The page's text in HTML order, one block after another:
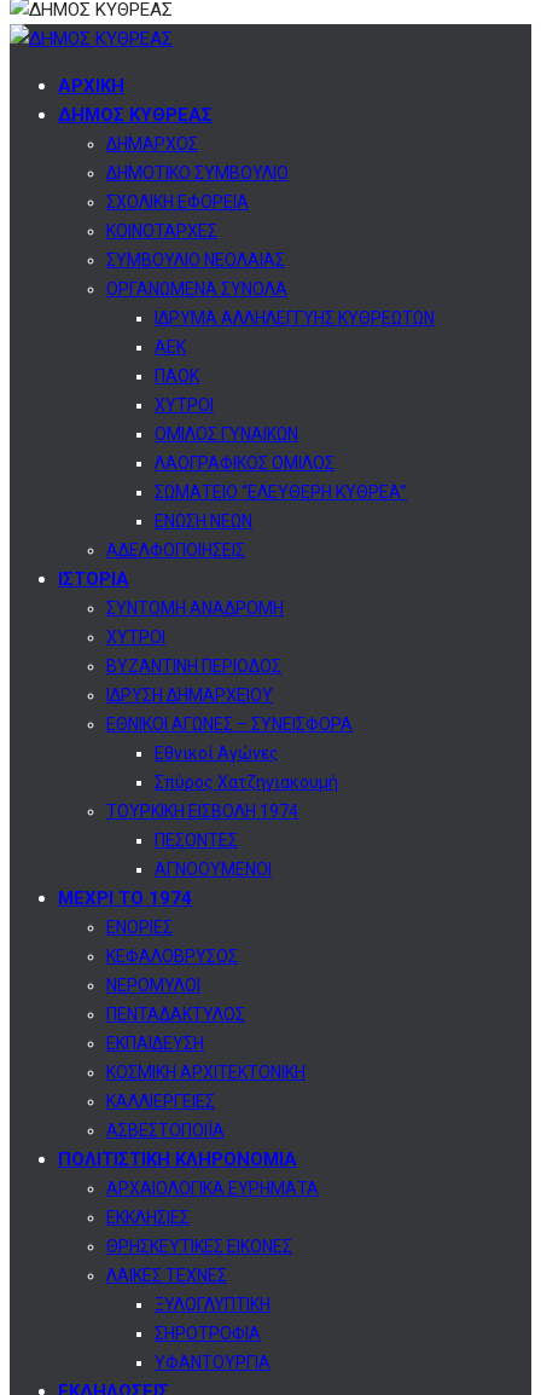
ΑΡΧΙΚΗ
ΔΗΜΟΣ ΚΥΘΡΕΑΣ
ΔΗΜΑΡΧΟΣ
ΔΗΜΟΤΙΚΟ ΣΥΜΒΟΥΛΙΟ
ΣΧΟΛΙΚΗ ΕΦΟΡΕΙΑ
ΚΟΙΝΟΤΑΡΧΕΣ
ΣΥΜΒΟΥΛΙΟ ΝΕΟΛΑΙΑΣ
ΟΡΓΑΝΩΜΕΝΑ ΣΥΝΟΛΑ
ΙΔΡΥΜΑ ΑΛΛΗΛΕΓΓΥΗΣ ΚΥΘΡΕΩΤΩΝ
ΑΕΚ
ΠΑΟΚ
ΧΥΤΡΟΙ
ΟΜΙΛΟΣ ΓΥΝΑΙΚΩΝ
ΛΑΟΓΡΑΦΙΚΟΣ ΟΜΙΛΟΣ
ΣΩΜΑΤΕΙΟ “ΕΛΕΥΘΕΡΗ ΚΥΘΡΕΑ”
ΕΝΩΣΗ ΝΕΩΝ
ΑΔΕΛΦΟΠΟΙΗΣΕΙΣ
ΙΣΤΟΡΙΑ
ΣΥΝΤΟΜΗ ΑΝΑΔΡΟΜΗ
ΧΥΤΡΟΙ
ΒΥΖΑΝΤΙΝΗ ΠΕΡΙΟΔΟΣ
ΙΔΡΥΣΗ ΔΗΜΑΡΧΕΙΟΥ
ΕΘΝΙΚΟΙ ΑΓΩΝΕΣ – ΣΥΝΕΙΣΦΟΡΑ
Εθνικοί Αγώνες
Σπύρος Χατζηγιακουμή
ΤΟΥΡΚΙΚΗ ΕΙΣΒΟΛΗ 1974
ΠΕΣΟΝΤΕΣ
ΑΓΝΟΟΥΜΕΝΟΙ
ΜΕΧΡΙ ΤΟ 1974
ΕΝΟΡΙΕΣ
ΚΕΦΑΛΟΒΡΥΣΟΣ
ΝΕΡΟΜΥΛΟΙ
ΠΕΝΤΑΔΑΚΤΥΛΟΣ
ΕΚΠΑΙΔΕΥΣΗ
ΚΟΣΜΙΚΗ ΑΡΧΙΤΕΚΤΟΝΙΚΗ
ΚΑΛΛΙΕΡΓΕΙΕΣ
ΑΣΒΕΣΤΟΠΟΙΪΑ
ΠΟΛΙΤΙΣΤΙΚΗ ΚΛΗΡΟΝΟΜΙΑ
ΑΡΧΑΙΟΛΟΓΙΚΑ ΕΥΡΗΜΑΤΑ
ΕΚΚΛΗΣΙΕΣ
ΘΡΗΣΚΕΥΤΙΚΕΣ ΕΙΚΟΝΕΣ
ΛΑΙΚΕΣ ΤΕΧΝΕΣ
ΞΥΛΟΓΛΥΠΤΙΚΗ
ΣΗΡΟΤΡΟΦΙΑ
ΥΦΑΝΤΟΥΡΓΙΑ